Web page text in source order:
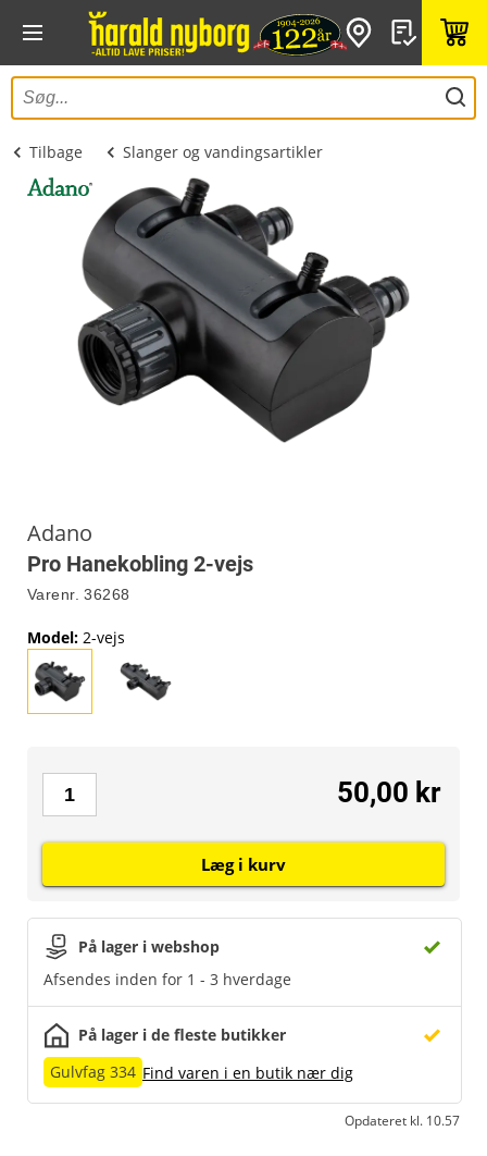
Tilbage Slanger og vandingsartikler
Adano
Pro Hanekobling 2-vejs
Varenr. 36268
Model: 2-vejs
På lager i webshop
Afsendes inden for 1 - 3 hverdage
På lager i de fleste butikker
Gulvfag 334 Find varen i en butik nær dig
Opdateret kl. 10.57
50,00 kr
Læg i kurv